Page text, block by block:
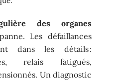
des organes
Les défaillances
dans les détails :
relais fatigués,
Un diagnostic